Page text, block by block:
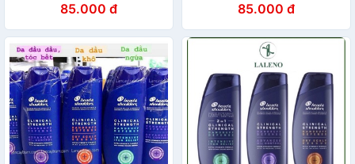
85.000 đ 85.000 đ